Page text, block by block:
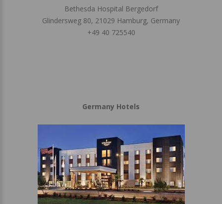
Bethesda Hospital Bergedorf
Glindersweg 80, 21029 Hamburg, Germany
+49 40 725540
Germany Hotels